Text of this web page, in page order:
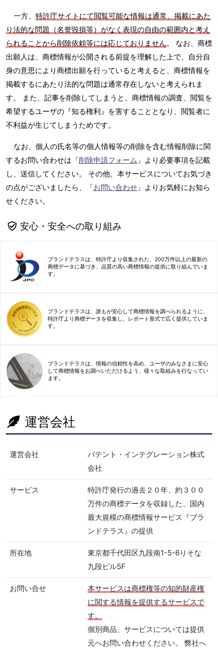
一方、 特許庁サイトにて閲覧可能な情報は通常、掲載にあた
り法的な問題（名誉毀損等）がなく表現の自由の範囲内と考え
られることから削除依頼等には応じておりません。 なお、商標
出願人は、商標情報が公開される前提を理解した上で、自分自
身の意思により商標出願を行っていると考えると、商標情報を
掲載するにあたり法的な問題は通常存在しないと考えられま
す。 また、記事を削除してしまうと、商標情報の調査、閲覧を
希望するユーザの『知る権利』を害することとなり、閲覧者に
不利益が生じてしまうためです。
なお、個人の氏名等の個人情報等の削除を含む情報削除に関
するお問い合わせは「削除申請フォーム 」より必要事項を記載
し、送信してください。 その他、本サービスについてお気づき
の点がございましたら、「お問い合わせ 」よりお気軽にお知ら
せください。
安心・安全への取り組み
ブランドテラスは、特許庁より収集された、200万件以上の最新の
商標データに基づき、品質の高い商標情報の提供に取り組んでいま
す。
ブランドテラスは、誰もが安心して商標情報を調べられるように、
特許庁より商標データを収集し、レポート形式で広く提供していま
す。
ブランドテラスは、情報の信頼性を高め、ユーザのみなさまに安心
して商標情報をお調べいただけるよう、様々な取組みを行なってい
ます。
運営会社
運営会社
パテント・インテグレーション株式
会社
サービス
特許庁発行の過去２０年、約３００
万件の商標データを収録した、国内
最大規模の商標情報サービス『ブラ
ンドテラス』の提供
所在地
東京都千代田区九段南1-5-6りそな
九段ビル5F
お問い合せ
本サービスは商標権等の知的財産権
に関する情報を提供するサービスで
す。
個別商品、サービスについては提供
元へお問い合わせください。 弊社へ